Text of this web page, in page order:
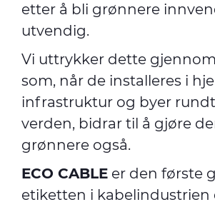
etter å bli grønnere
utvendig.
Vi uttrykker dette
som, når de installeres i
infrastruktur og byer
verden, bidrar til å gjøre
grønnere også.
ECO CABLE er den første
etiketten i kabelindustrien